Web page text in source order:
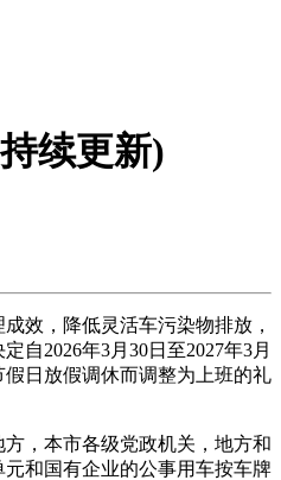
续更新)
，降低灵活车污染物排放，
自2026年3月30日至2027年3月
日放假调休而调整为上班的礼
，本市各级党政机关，地方和
和国有企业的公事用车按车牌